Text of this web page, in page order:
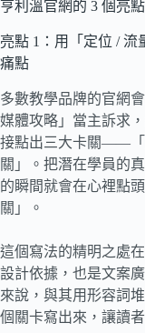
亨利溫官網的 3 個亮點
亮點 1：用「定位 / 流
痛點
多數教學品牌的官網
媒體攻略」當主訴求
接點出三大卡關——「
關」。把潛在學員的
的瞬間就會在心裡點
關」。
這個寫法的精明之處
設計依據，也是文案
來說，與其用形容詞
個關卡寫出來，讓讀